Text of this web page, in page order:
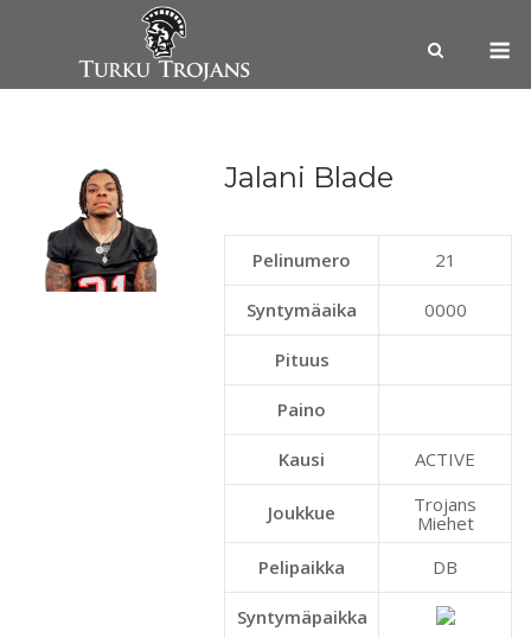
Jalani Blade
Pelinumero 21
Syntymäaika 0000
Pituus
Paino
Kausi ACTIVE
Joukkue
Trojans
Miehet
Pelipaikka
DB
Syntymäpaikka